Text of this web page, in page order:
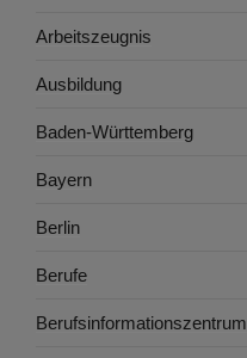
Arbeitszeugnis
Ausbildung
Baden-Württemberg
Bayern
Berlin
Berufe
Berufsinformationszentrum